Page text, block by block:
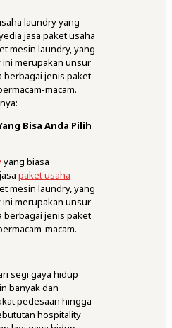
laundry yang
jasa paket usaha
mesin laundry, yang
merupakan unsur
berbagai jenis paket
macam.
Bisa Anda Pilih
yang biasa
paket usaha
mesin laundry, yang
merupakan unsur
berbagai jenis paket
macam.
segi gaya hidup
banyak dan
pedesaan hingga
hospitality